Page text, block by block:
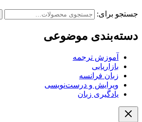
جستجو برای:
دسته‌‌بندی موضوعی
آموزش ترجمه
بازاریابی
زبان فرانسه
ویرایش و درست‌نویسی
یادگیری زبان